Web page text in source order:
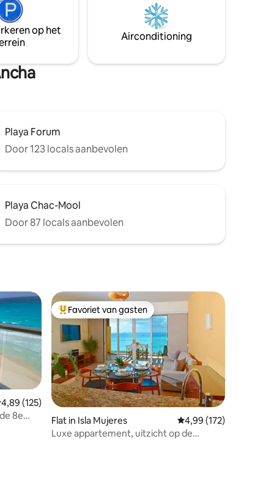
van
lobby en op het zand OF loop 1 minuut
naar meer dan20 restaurants, bars en
uitgaansgelegenheden!
op het
Airconditioning
Playa Forum
Door 123 locals aanbevolen
Playa Chac-Mool
Door 87 locals aanbevolen
beoordeling van 4,89 op 5, 125 recensies
4,89 (125)
8e
Topfavoriet van gasten
Favoriet van gasten
Flat in Isla Mujeres Gemiddelde
4,99 (172)
Luxe appartement, uitzicht op de